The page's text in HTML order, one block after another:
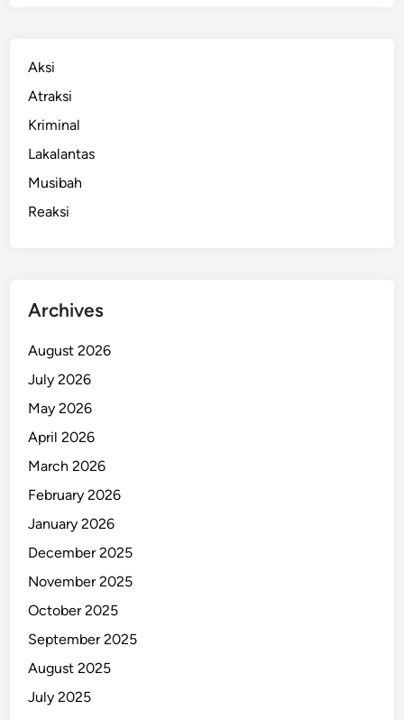
Aksi
Atraksi
Kriminal
Lakalantas
Musibah
Reaksi
Archives
August 2026
July 2026
May 2026
April 2026
March 2026
February 2026
January 2026
December 2025
November 2025
October 2025
September 2025
August 2025
July 2025